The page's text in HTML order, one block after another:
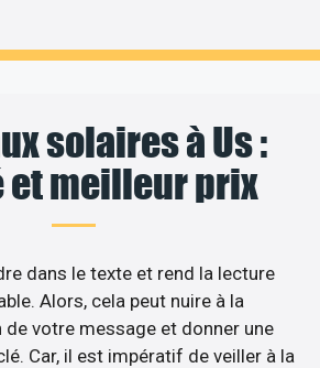
solaires à Us :
et meilleur prix
dans le texte et rend la lecture
Alors, cela peut nuire à la
de votre message et donner une
Car, il est impératif de veiller à la